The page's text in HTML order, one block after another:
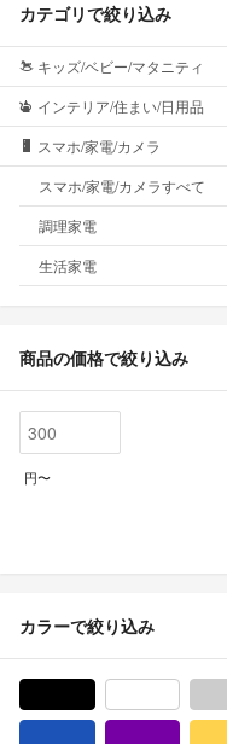
カテゴリで絞り込み
キッズ/ベビー/マタニティ
インテリア/住まい/日用品
スマホ/家電/カメラ
スマホ/家電/カメラすべて
調理家電
生活家電
商品の価格で絞り込み
円〜
カラーで絞り込み